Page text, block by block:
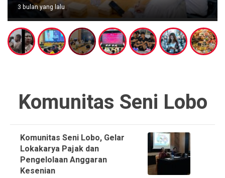
3 bulan yang lalu
Komunitas Seni Lobo
Komunitas Seni Lobo, Gelar
Lokakarya Pajak dan
Pengelolaan Anggaran
Kesenian